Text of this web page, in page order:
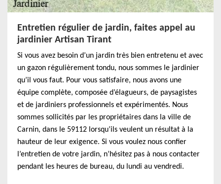
Entretien régulier de jardin, faites appel au
jardinier Artisan Tirant
Si vous avez besoin d’un jardin très bien entretenu et avec
un gazon régulièrement tondu, nous sommes le jardinier
qu’il vous faut. Pour vous satisfaire, nous avons une
équipe complète, composée d’élagueurs, de paysagistes
et de jardiniers professionnels et expérimentés. Nous
sommes sollicités par les propriétaires dans la ville de
Carnin, dans le 59112 lorsqu’ils veulent un résultat à la
hauteur de leur exigence. Si vous voulez nous confier
l’entretien de votre jardin, n’hésitez pas à nous contacter
pendant les heures de bureau, du lundi au vendredi.